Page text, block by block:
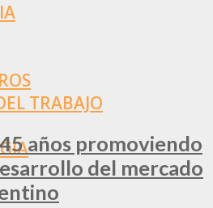
TRABAJO
años promoviendo
del mercado